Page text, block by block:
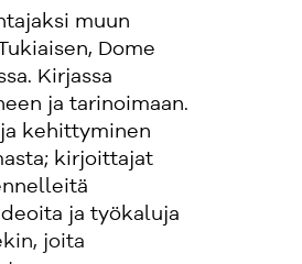
muun
Dome
Kirjassa
ja tarinoimaan.
kehittyminen
kirjoittajat
ja työkaluja
joita